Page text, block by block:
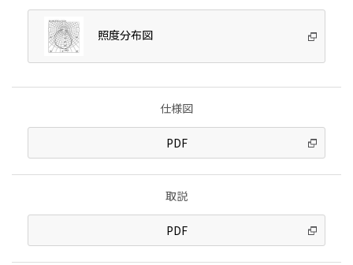
照度分布図
仕様図
PDF
取説
PDF